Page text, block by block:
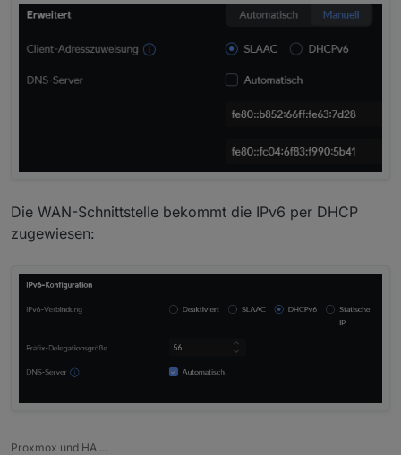
Die WAN-Schnittstelle bekommt die IPv6 per DHCP
zugewiesen:
Proxmox und HA ...